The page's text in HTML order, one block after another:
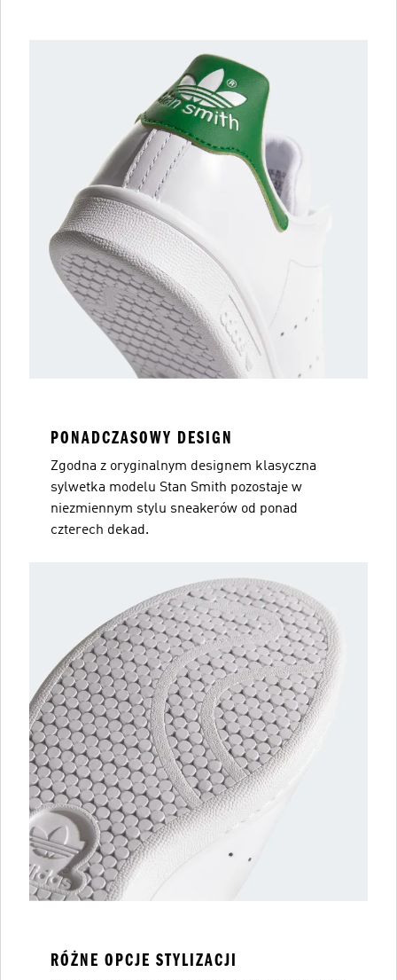
PONADCZASOWY DESIGN
Zgodna z oryginalnym designem klasyczna
sylwetka modelu Stan Smith pozostaje w
niezmiennym stylu sneakerów od ponad
czterech dekad.
RÓŻNE OPCJE STYLIZACJI